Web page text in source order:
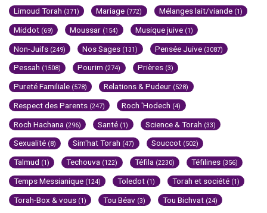
Limoud Torah (371) Mariage (772) Mélanges lait/viande (1)
Middot (69) Moussar (154) Musique juive (1)
Non-Juifs (249) Nos Sages (131) Pensée Juive (3087)
Pessah (1508) Pourim (274) Prières (3)
Pureté Familiale (578) Relations & Pudeur (528)
Respect des Parents (247) Roch 'Hodech (4)
Roch Hachana (296) Santé (1) Science & Torah (33)
Sexualité (8) Sim'hat Torah (47) Souccot (502)
Talmud (1) Techouva (122) Téfila (2230) Téfilines (356)
Temps Messianique (124) Toledot (1) Torah et société (1)
Torah-Box & vous (1) Tou Béav (3) Tou Bichvat (24)